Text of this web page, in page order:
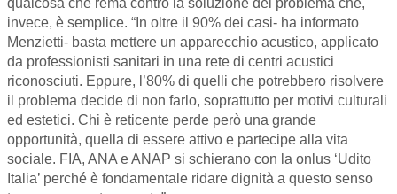
qualcosa che rema contro la soluzione del problema che,
invece, è semplice. “In oltre il 90% dei casi- ha informato
Menzietti- basta mettere un apparecchio acustico, applicato
da professionisti sanitari in una rete di centri acustici
riconosciuti. Eppure, l’80% di quelli che potrebbero risolvere
il problema decide di non farlo, soprattutto per motivi culturali
ed estetici. Chi è reticente perde però una grande
opportunità, quella di essere attivo e partecipe alla vita
sociale. FIA, ANA e ANAP si schierano con la onlus ‘Udito
Italia’ perché è fondamentale ridare dignità a questo senso